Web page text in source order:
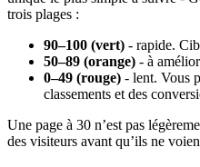
trois plages :
90–100 (vert) - rapide.
50–89 (orange) - à
0–49 (rouge) - lent. Vous
classements et des
Une page à 30 n’est pas
des visiteurs avant qu’ils ne